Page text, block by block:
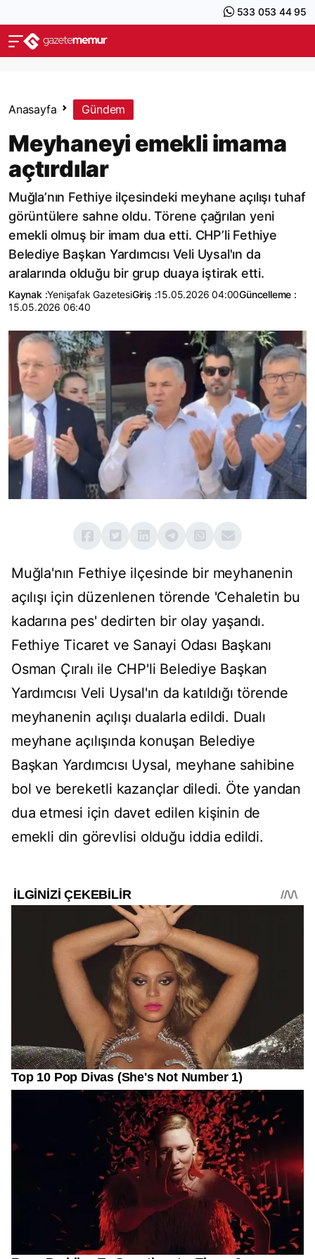
533 053 44 95
Anasayfa Gündem
Meyhaneyi emekli imama
açtırdılar
Muğla’nın Fethiye ilçesindeki meyhane açılışı tuhaf
görüntülere sahne oldu. Törene çağrılan yeni
emekli olmuş bir imam dua etti. CHP’li Fethiye
Belediye Başkan Yardımcısı Veli Uysal'ın da
aralarında olduğu bir grup duaya iştirak etti.
Kaynak :Yenişafak GazetesiGiriş :15.05.2026 04:00Güncelleme :
15.05.2026 06:40
Muğla'nın Fethiye ilçesinde bir meyhanenin
açılışı için düzenlenen törende 'Cehaletin bu
kadarına pes' dedirten bir olay yaşandı.
Fethiye Ticaret ve Sanayi Odası Başkanı
Osman Çıralı ile CHP'li Belediye Başkan
Yardımcısı Veli Uysal'ın da katıldığı törende
meyhanenin açılışı dualarla edildi. Dualı
meyhane açılışında konuşan Belediye
Başkan Yardımcısı Uysal, meyhane sahibine
bol ve bereketli kazançlar diledi. Öte yandan
dua etmesi için davet edilen kişinin de
emekli din görevlisi olduğu iddia edildi.